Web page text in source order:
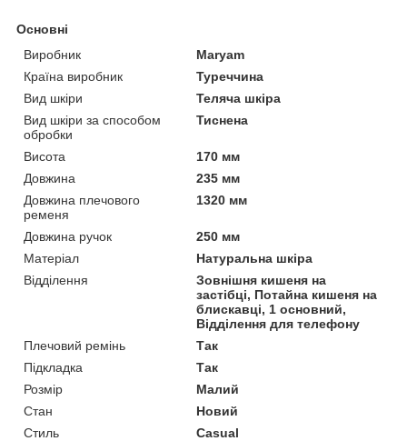
Основні
Виробник
Maryam
Країна виробник
Туреччина
Вид шкіри
Теляча шкіра
Вид шкіри за способом
обробки
Тиснена
Висота
170 мм
Довжина
235 мм
Довжина плечового
ременя
1320 мм
Довжина ручок
250 мм
Матеріал
Натуральна шкіра
Відділення
Зовнішня кишеня на
застібці, Потайна кишеня на
блискавці, 1 основний,
Відділення для телефону
Плечовий ремінь
Так
Підкладка
Так
Розмір
Малий
Стан
Новий
Стиль
Casual